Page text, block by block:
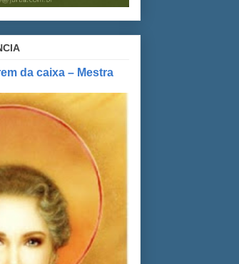
da caixa – Mestra